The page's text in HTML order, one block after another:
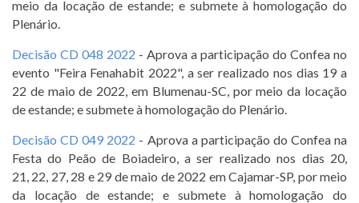
meio da locação de estande; e submete à homologação do
Plenário.
Decisão CD 048 2022 - Aprova a participação do Confea no
evento "Feira Fenahabit 2022", a ser realizado nos dias 19 a
22 de maio de 2022, em Blumenau-SC, por meio da locação
de estande; e submete à homologação do Plenário.
Decisão CD 049 2022 - Aprova a participação do Confea na
Festa do Peão de Boiadeiro, a ser realizado nos dias 20,
21, 22, 27, 28 e 29 de maio de 2022 em Cajamar-SP, por meio
da locação de estande; e submete à homologação do